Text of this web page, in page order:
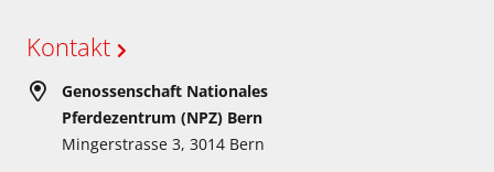
Kontakt
Genossenschaft Nationales
Pferdezentrum (NPZ) Bern
Mingerstrasse 3, 3014 Bern